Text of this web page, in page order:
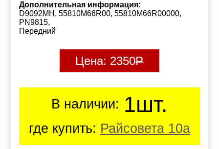
Дополнительная информация:
D9092MH, 55810M66R00, 55810M66R00000,
PN9815,
Передний
Цена: 2350Р
В наличии: 1шт.
где купить: Райсовета 10а